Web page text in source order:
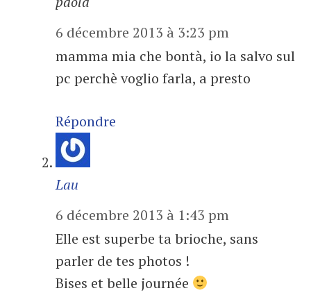
6 décembre 2013 à 3:23 pm
mamma mia che bontà, io la salvo sul
pc perchè voglio farla, a presto
Répondre
Lau
6 décembre 2013 à 1:43 pm
Elle est superbe ta brioche, sans
parler de tes photos !
Bises et belle journée